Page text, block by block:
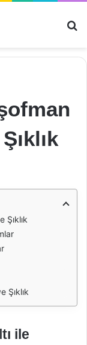
Şıklık
Şıklık
ile